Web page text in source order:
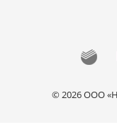
© 2026 ООО